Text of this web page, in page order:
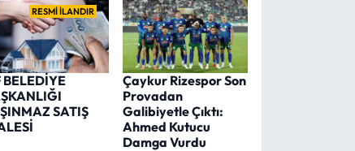
RESMİ İLANDIR
BELEDİYE
SATIŞ
Çaykur Rizespor Son
Provadan
Galibiyetle Çıktı:
Ahmed Kutucu
Damga Vurdu